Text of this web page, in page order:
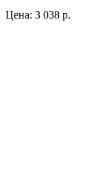
Цена: 3 038 р.